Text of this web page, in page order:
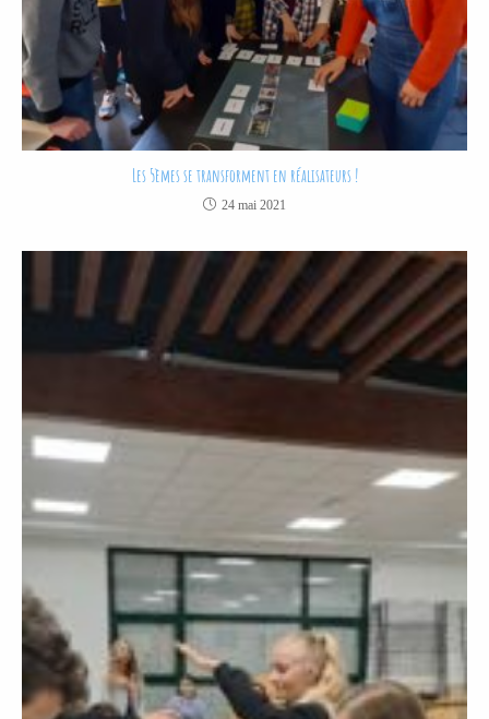
Les 5èmes se transforment en réalisateurs !
24 mai 2021